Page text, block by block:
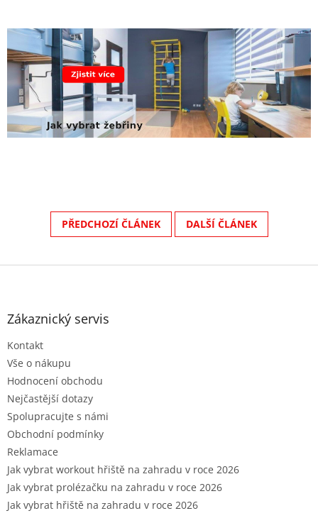
PŘEDCHOZÍ ČLÁNEK DALŠÍ ČLÁNEK
Z
Zákaznický servis
Kontakt
Vše o nákupu
Hodnocení obchodu
Nejčastější dotazy
Spolupracujte s námi
Obchodní podmínky
Reklamace
Jak vybrat workout hřiště na zahradu v roce 2026
Jak vybrat prolézačku na zahradu v roce 2026
Jak vybrat hřiště na zahradu v roce 2026